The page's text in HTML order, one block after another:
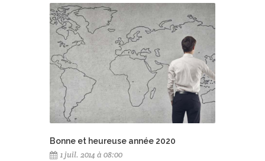
Bonne et heureuse année 2020
1 juil. 2014 à 08:00